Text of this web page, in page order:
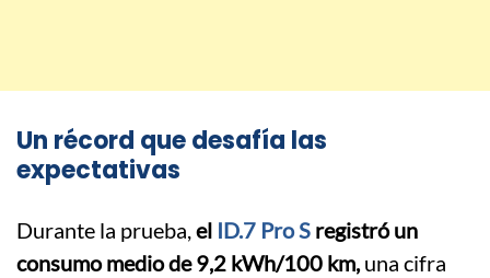
Un récord que desafía las
expectativas
Durante la prueba,el ID.7 Pro S registró un
consumo medio de 9,2 kWh/100 km,una cifra